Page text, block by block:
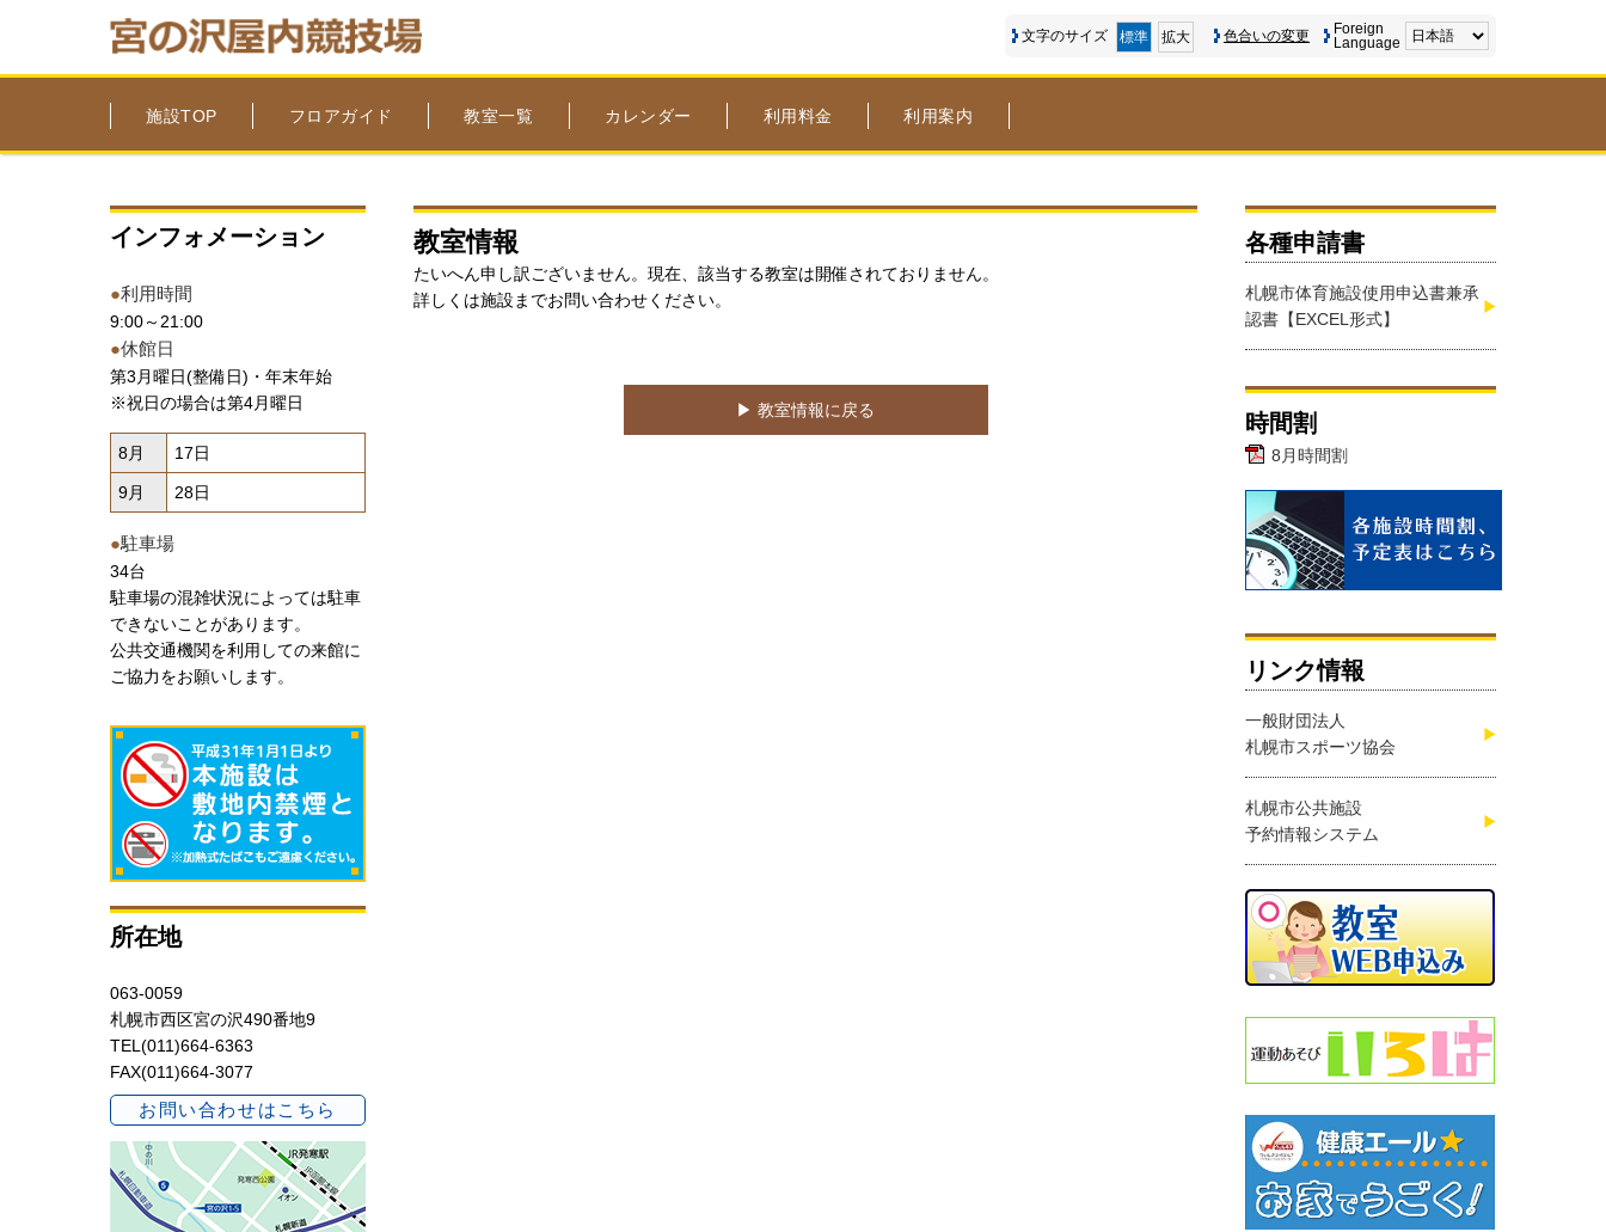
文字のサイズ 標準 拡大 色合いの変更
Foreign
Language
施設TOP フロアガイド 教室一覧 カレンダー 利用料金 利用案内
インフォメーション
●利用時間
9:00～21:00
●休館日
第3月曜日(整備日)・年末年始
※祝日の場合は第4月曜日
8月 17日
9月 28日
●駐車場
34台
駐車場の混雑状況によっては駐車
できないことがあります。
公共交通機関を利用しての来館に
ご協力をお願いします。
所在地
063-0059
札幌市西区宮の沢490番地9
TEL(011)664-6363
FAX(011)664-3077
お問い合わせはこちら
教室情報
たいへん申し訳ございません。現在、該当する教室は開催されておりません。
詳しくは施設までお問い合わせください。
▶︎ 教室情報に戻る
各種申請書
札幌市体育施設使用申込書兼承
認書【EXCEL形式】
時間割
8月時間割
リンク情報
一般財団法人
札幌市スポーツ協会
札幌市公共施設
予約情報システム